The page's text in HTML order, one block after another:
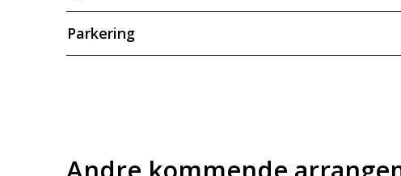
Parkering